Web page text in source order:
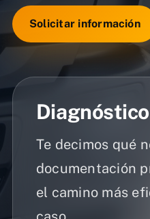
Solicitar información
Te decimos qué
documentación
el camino más